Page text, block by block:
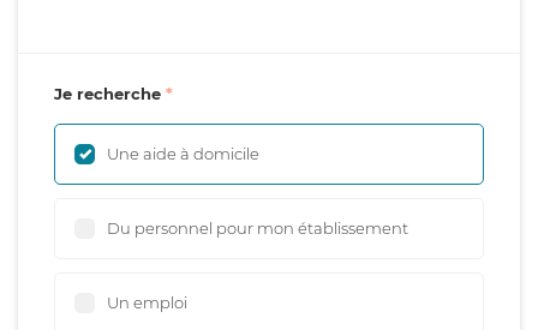
Je recherche
Une aide à domicile
Du personnel pour mon établissement
Un emploi